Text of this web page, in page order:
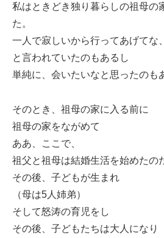
私はときどき独り暮らしの祖母の
た。
一人で寂しいから行ってあげてな、
と言われていたのもあるし
単純に、会いたいなと思ったのも
そのとき、祖母の家に入る前に
祖母の家をながめて
ああ、ここで、
祖父と祖母は結婚生活を始めたの
その後、子どもが生まれ
（母は5人姉弟）
そして怒涛の育児をし
その後、子どもたちは大人になり